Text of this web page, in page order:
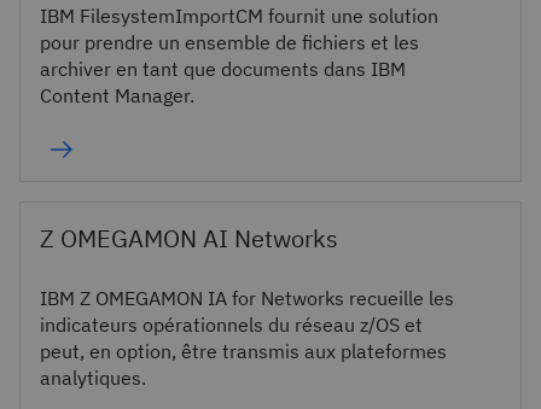
IBM FilesystemImportCM fournit une solution
pour prendre un ensemble de fichiers et les
archiver en tant que documents dans IBM
Content Manager.
Z OMEGAMON AI Networks
IBM Z OMEGAMON IA for Networks recueille les
indicateurs opérationnels du réseau z/OS et
peut, en option, être transmis aux plateformes
analytiques.